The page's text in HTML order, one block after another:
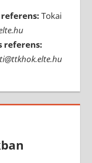
Tokai
referens: